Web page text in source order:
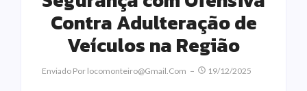
Contra Adulteração de
Veículos na Região
Enviado Por Locomonteiro@gmail.com 19/12/2025